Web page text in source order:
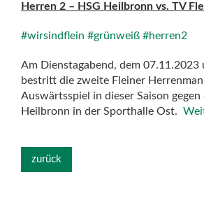
Herren 2 – HSG Heilbronn vs. TV
#wirsindflein #grünweiß #herren2
Am Dienstagabend, dem 07.11.2023
bestritt die zweite Fleiner
Auswärtsspiel in dieser Saison gegen
Heilbronn in der Sporthalle Ost.
zurück